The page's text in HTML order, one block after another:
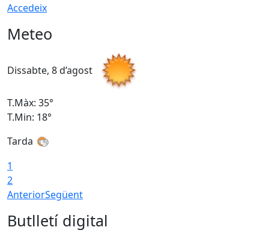
Accedeix
Meteo
Dissabte, 8 d’agost
T.Màx: 35°
T.Min: 18°
Tarda
1
2
AnteriorSegüent
Butlletí digital